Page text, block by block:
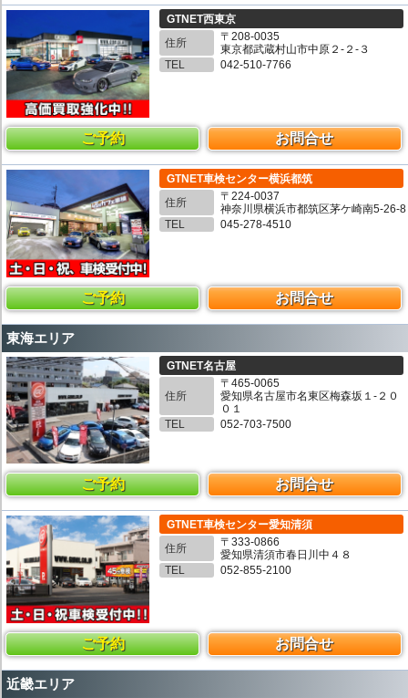
GTNET西東京
住所
〒208-0035
東京都武蔵村山市中原２-２-３
TEL
042-510-7766
ご予約 お問合せ
GTNET車検センター横浜都筑
住所
〒224-0037
神奈川県横浜市都筑区茅ケ崎南5-26-8
TEL
045-278-4510
ご予約 お問合せ
東海エリア
GTNET名古屋
住所
〒465-0065
愛知県名古屋市名東区梅森坂１-２０
０１
TEL
052-703-7500
ご予約 お問合せ
GTNET車検センター愛知清須
住所
〒333-0866
愛知県清須市春日川中４８
TEL
052-855-2100
ご予約 お問合せ
近畿エリア